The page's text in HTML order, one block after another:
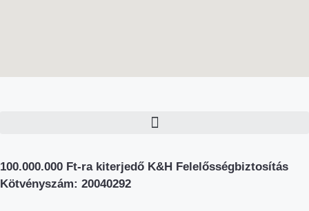
100.000.000 Ft-ra kiterjedő K&H Felelősségbiztosítás
Kötvényszám: 20040292